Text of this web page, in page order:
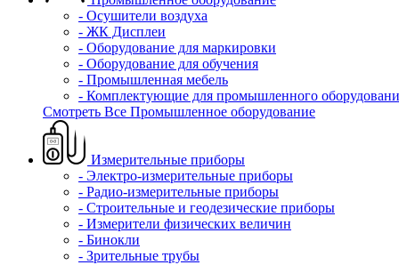
- Осушители воздуха
- ЖК Дисплеи
- Оборудование для маркировки
- Оборудование для обучения
- Промышленная мебель
- Комплектующие для промышленного
Смотреть Все Промышленное оборудование
Измерительные приборы
- Электро-измерительные приборы
- Радио-измерительные приборы
- Строительные и геодезические приборы
- Измерители физических величин
- Бинокли
- Зрительные трубы